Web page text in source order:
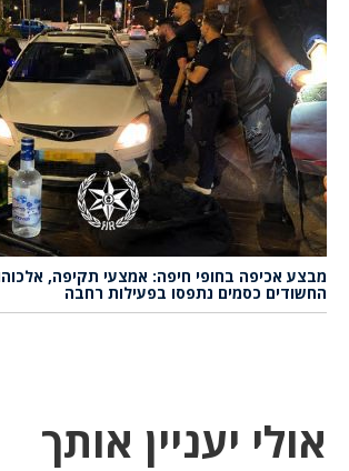
מבצע אכיפה בחופי חיפה: אמצעי תקיפה,
החשודים כסמים נתפסו בפעילות רחבה
אולי יעניין אותך